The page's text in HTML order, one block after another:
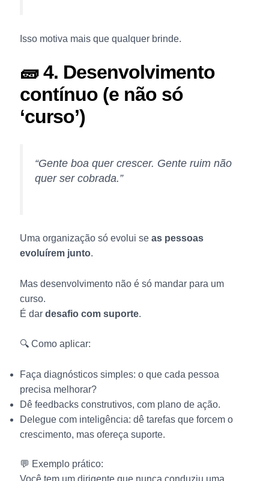
Isso motiva mais que qualquer brinde.
🧱 4. Desenvolvimento
contínuo (e não só
‘curso’)
“Gente boa quer crescer. Gente ruim não
quer ser cobrada.”
Uma organização só evolui se as pessoas
evoluírem junto.
Mas desenvolvimento não é só mandar para um
curso.
É dar desafio com suporte.
🔍 Como aplicar:
Faça diagnósticos simples: o que cada pessoa
precisa melhorar?
Dê feedbacks construtivos, com plano de ação.
Delegue com inteligência: dê tarefas que forcem o
crescimento, mas ofereça suporte.
💬 Exemplo prático:
Você tem um dirigente que nunca conduziu uma